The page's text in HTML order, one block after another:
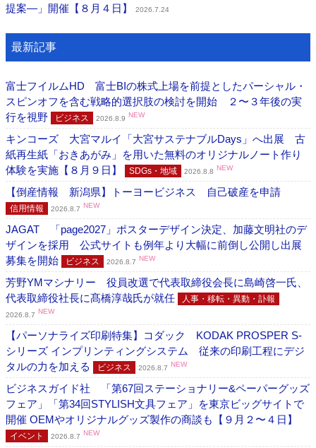
提案―」開催【８月４日】
2026.7.24
最新記事
富士フイルムHD 富士BIの株式上場を前提としたパーシャル・
スピンオフを含む戦略的選択肢の検討を開始 ２〜３年後の実
行を視野
ビジネス 2026.8.9 NEW
キンコーズ 大宮マルイ「大宮サステナブルDays」へ出展 古
紙再生紙「おきあがみ」を用いた無料のオリジナルノート作り
体験を実施【８月９日】
SDGs・地域 2026.8.8 NEW
【倒産情報 新潟県】トーヨービジネス 自己破産を申請
信用情報 2026.8.7 NEW
JAGAT 「page2027」ポスターデザイン決定、加藤文明社のデ
ザインを採用 公式サイトも例年より大幅に前倒し公開し出展
募集を開始
ビジネス 2026.8.7 NEW
芳野YMマシナリー 役員改選で代表取締役会長に島崎啓一氏、
代表取締役社長に髙橋淳哉氏が就任
人事・移転・異動・訃報
2026.8.7 NEW
【パーソナライズ印刷特集】コダック KODAK PROSPER S-
シリーズ インプリンティングシステム 従来の印刷工程にデジ
タルの力を加える
ビジネス 2026.8.7 NEW
ビジネスガイド社 「第67回ステーショナリー&ペーパーグッズ
フェア」「第34回STYLISH文具フェア」を東京ビッグサイトで
開催 OEMやオリジナルグッズ製作の商談も【９月２〜４日】
イベント 2026.8.7 NEW